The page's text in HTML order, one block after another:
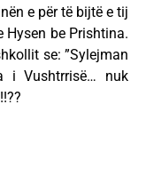
e për të bijtë e tij
be Prishtina.
se: ”Sylejman
i Vushtrrisë… nuk